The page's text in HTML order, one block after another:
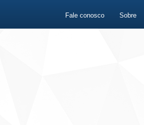
Fale conosco Sobre